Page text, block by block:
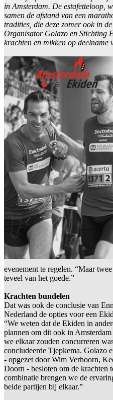
in Amsterdam. De estafetteloop,
samen de afstand van een
tradities, die deze zomer ook in
Organisator Golazo en Stichting
krachten en mikken op deelname
evenement te regelen. “Maar
teveel van het goede.”
Krachten bundelen
Dat was ook de conclusie van
Nederland de opties voor een
“We weten dat de Ekiden in
plannen om dit ook in
we elkaar zouden concurreren
concludeerde Tjepkema. Golazo
- opgezet door Wim Verhoorn,
Doorn - besloten om de krachten
combinatie brengen we de
beide partijen bij elkaar.”